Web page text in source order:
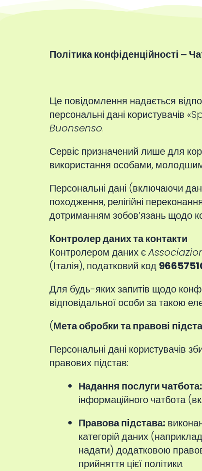
Політика конфіденційності –
Це повідомлення надається
персональні дані користувачів
Buonsenso.
Сервіс призначений лише для
використання особами,
Персональні дані (включаючи
походження, релігійні
дотриманням зобов’язань щодо
Контролер даних та контакти
Контролером даних є
(Італія), податковий код
Для будь-яких запитів щодо
відповідальної особи за такою
(Мета обробки та правові
Персональні дані користувачів
правових підстав:
Надання послуги чатбота:
інформаційного чатбота
Правова підстава:
категорій даних
надати) додатковою
прийняття цієї політики.